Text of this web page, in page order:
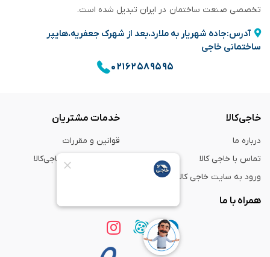
تخصصی صنعت ساختمان در ایران تبدیل شده است.
آدرس:جاده شهریار به ملارد،بعد از شهرک جعفریه،هایپر
ساختمانی خاجی
۰۲۱۶۲۵۸۹۵۹۵
خاجی‌کالا
درباره ما
تماس با خاجی کالا
ورود به سایت خاجی‌ کالا
خدمات مشتریان
قوانین و مقررات
راهنمای خرید از خاجی‌کالا
همراه با ما